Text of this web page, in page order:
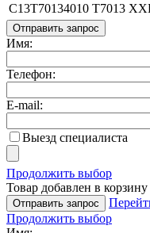
C13T70134010 T7013
Отправить запрос
Имя:
Телефон:
E-mail:
Выезд специалиста
Продолжить выбор
Товар добавлен в корзину
Отправить запрос
Продолжить выбор